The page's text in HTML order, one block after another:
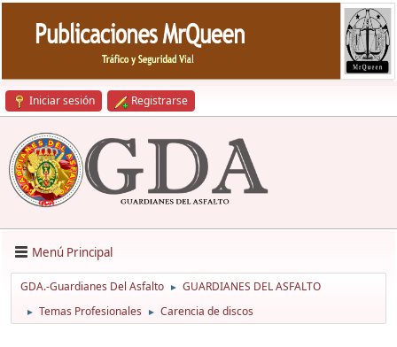
Iniciar sesión Registrarse
Menú Principal
GDA.-Guardianes Del Asfalto ► GUARDIANES DEL ASFALTO
► Temas Profesionales ► Carencia de discos